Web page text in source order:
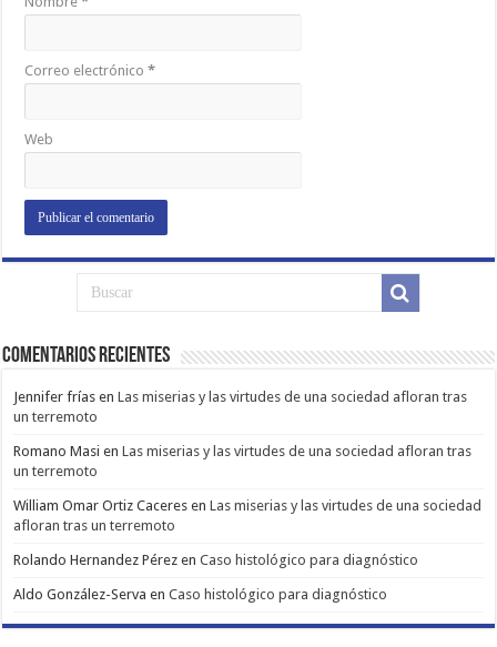
Correo electrónico*
Web
Comentarios Recientes
Jennifer frías enLas miserias y las virtudes de una sociedad afloran tras
un terremoto
Romano Masi enLas miserias y las virtudes de una sociedad afloran tras
un terremoto
William Omar Ortiz Caceres enLas miserias y las virtudes de una sociedad
afloran tras un terremoto
Rolando Hernandez Pérez enCaso histológico para diagnóstico
Aldo González-Serva enCaso histológico para diagnóstico